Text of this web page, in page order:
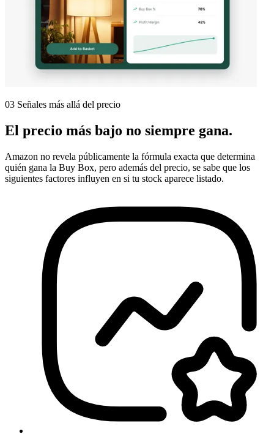
03 Señales más allá del precio
El precio más bajo no siempre gana.
Amazon no revela públicamente la fórmula exacta que determina
quién gana la Buy Box, pero además del precio, se sabe que los
siguientes factores influyen en si tu stock aparece listado.